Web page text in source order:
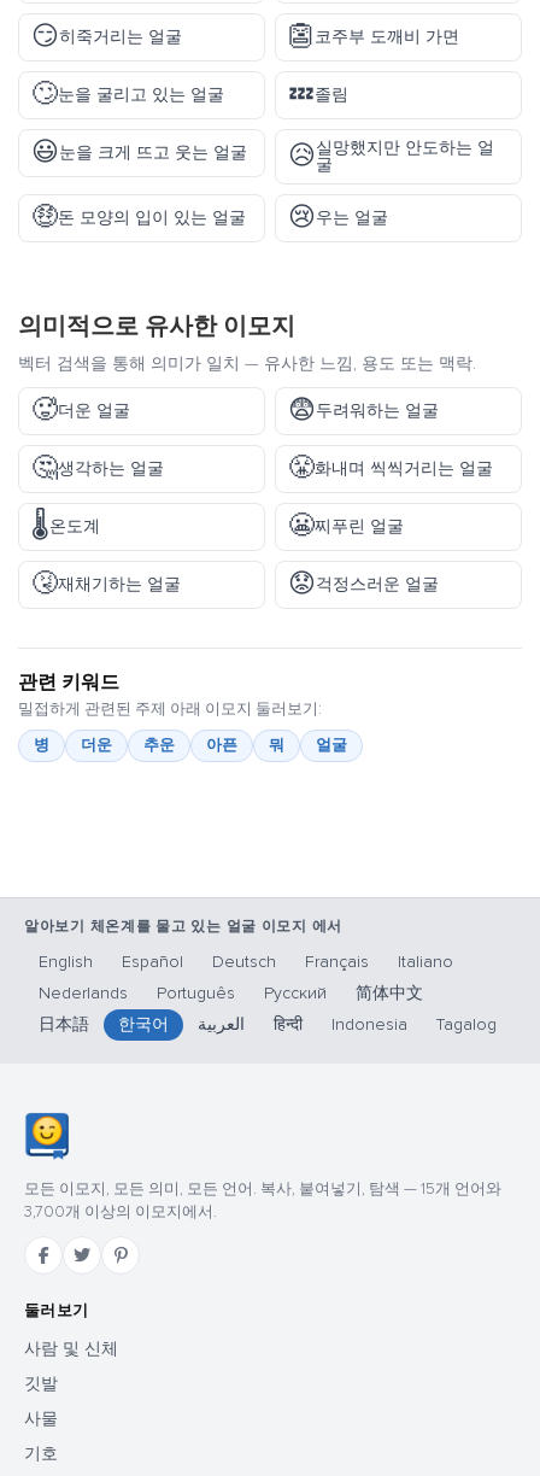
😏히죽거리는 얼굴 👺코주부 도깨비 가면
🙄눈을 굴리고 있는 얼굴 💤졸림
😃눈을 크게 뜨고 웃는 얼굴 😥실망했지만 안도하는 얼
굴
🤑돈 모양의 입이 있는 얼굴 😢우는 얼굴
의미적으로 유사한 이모지
벡터 검색을 통해 의미가 일치 — 유사한 느낌, 용도 또는 맥락.
🥵더운 얼굴 😨두려워하는 얼굴
🤔생각하는 얼굴 😤화내며 씩씩거리는 얼굴
🌡️온도계 😬찌푸린 얼굴
🤧재채기하는 얼굴 😟걱정스러운 얼굴
관련 키워드
밀접하게 관련된 주제 아래 이모지 둘러보기:
병
더운 추운 아픈 뭐 얼굴
알아보기 체온계를 물고 있는 얼굴 이모지 에서
English Español Deutsch Français
Italiano
Nederlands
Português Русский
简体中文
日本語
한국어 العربية हिन्दी Indonesia Tagalog
모든 이모지, 모든 의미, 모든 언어. 복사, 붙여넣기, 탐색 — 15개 언어와
3,700개 이상의 이모지에서.
둘러보기
사람 및 신체
깃발
사물
기호